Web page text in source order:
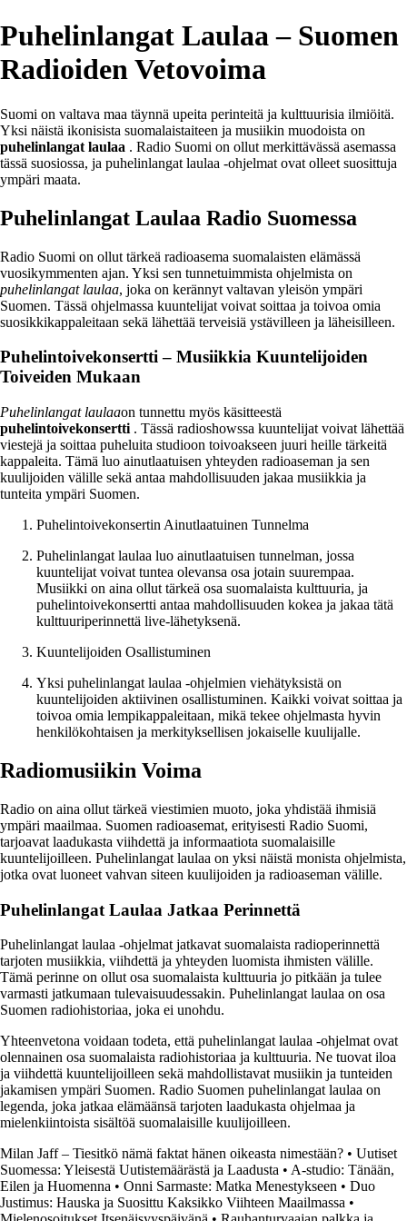
Puhelinlangat Laulaa – Suomen
Radioiden Vetovoima
Suomi on valtava maa täynnä upeita perinteitä ja kulttuurisia ilmiöitä.
Yksi näistä ikonisista suomalaistaiteen ja musiikin muodoista on
puhelinlangat laulaa . Radio Suomi on ollut merkittävässä asemassa
tässä suosiossa, ja puhelinlangat laulaa -ohjelmat ovat olleet suosittuja
ympäri maata.
Puhelinlangat Laulaa Radio Suomessa
Radio Suomi on ollut tärkeä radioasema suomalaisten elämässä
vuosikymmenten ajan. Yksi sen tunnetuimmista ohjelmista on
puhelinlangat laulaa, joka on kerännyt valtavan yleisön ympäri
Suomen. Tässä ohjelmassa kuuntelijat voivat soittaa ja toivoa omia
suosikkikappaleitaan sekä lähettää terveisiä ystävilleen ja läheisilleen.
Puhelintoivekonsertti – Musiikkia Kuuntelijoiden
Toiveiden Mukaan
Puhelinlangat laulaaon tunnettu myös käsitteestä
puhelintoivekonsertti . Tässä radioshowssa kuuntelijat voivat lähettää
viestejä ja soittaa puheluita studioon toivoakseen juuri heille tärkeitä
kappaleita. Tämä luo ainutlaatuisen yhteyden radioaseman ja sen
kuulijoiden välille sekä antaa mahdollisuuden jakaa musiikkia ja
tunteita ympäri Suomen.
Puhelintoivekonsertin Ainutlaatuinen Tunnelma
Puhelinlangat laulaa luo ainutlaatuisen tunnelman, jossa
kuuntelijat voivat tuntea olevansa osa jotain suurempaa.
Musiikki on aina ollut tärkeä osa suomalaista kulttuuria, ja
puhelintoivekonsertti antaa mahdollisuuden kokea ja jakaa tätä
kulttuuriperinnettä live-lähetyksenä.
Kuuntelijoiden Osallistuminen
Yksi puhelinlangat laulaa -ohjelmien viehätyksistä on
kuuntelijoiden aktiivinen osallistuminen. Kaikki voivat soittaa ja
toivoa omia lempikappaleitaan, mikä tekee ohjelmasta hyvin
henkilökohtaisen ja merkityksellisen jokaiselle kuulijalle.
Radiomusiikin Voima
Radio on aina ollut tärkeä viestimien muoto, joka yhdistää ihmisiä
ympäri maailmaa. Suomen radioasemat, erityisesti Radio Suomi,
tarjoavat laadukasta viihdettä ja informaatiota suomalaisille
kuuntelijoilleen. Puhelinlangat laulaa on yksi näistä monista ohjelmista,
jotka ovat luoneet vahvan siteen kuulijoiden ja radioaseman välille.
Puhelinlangat Laulaa Jatkaa Perinnettä
Puhelinlangat laulaa -ohjelmat jatkavat suomalaista radioperinnettä
tarjoten musiikkia, viihdettä ja yhteyden luomista ihmisten välille.
Tämä perinne on ollut osa suomalaista kulttuuria jo pitkään ja tulee
varmasti jatkumaan tulevaisuudessakin. Puhelinlangat laulaa on osa
Suomen radiohistoriaa, joka ei unohdu.
Yhteenvetona voidaan todeta, että puhelinlangat laulaa -ohjelmat ovat
olennainen osa suomalaista radiohistoriaa ja kulttuuria. Ne tuovat iloa
ja viihdettä kuuntelijoilleen sekä mahdollistavat musiikin ja tunteiden
jakamisen ympäri Suomen. Radio Suomen puhelinlangat laulaa on
legenda, joka jatkaa elämäänsä tarjoten laadukasta ohjelmaa ja
mielenkiintoista sisältöä suomalaisille kuulijoilleen.
Milan Jaff – Tiesitkö nämä faktat hänen oikeasta nimestään? • Uutiset
Suomessa: Yleisestä Uutistemäärästä ja Laadusta • A-studio: Tänään,
Eilen ja Huomenna • Onni Sarmaste: Matka Menestykseen • Duo
Justimus: Hauska ja Suosittu Kaksikko Viihteen Maailmassa •